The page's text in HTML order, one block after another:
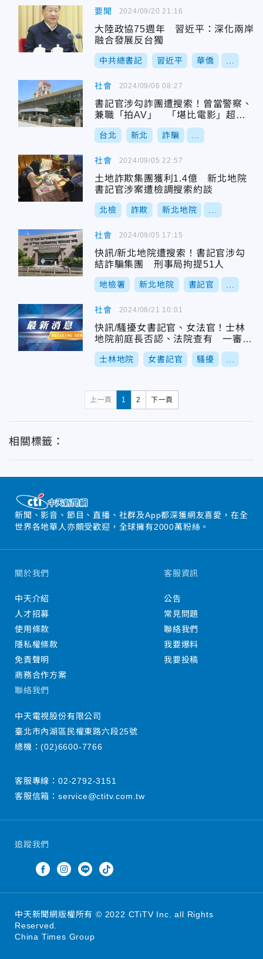
要聞
大陸政協75週年 習近平：深化兩岸
融合發展反台獨
中共總書記 習近平 華僑
2024/09/20 21:16
社會
書記官涉勾詐團遭搜索！曾當警察、
兼職「拍AV」 「堪比電影」超狂
經歷曝
台北 新北 詐騙
2024/09/06 08:27
社會
土地詐欺集團獲利1.4億 新北地院
書記官涉案遭檢調搜索約談
北檢 詐欺 新北地院
2024/09/05 22:57
社會
快訊/新北地院遭搜索！書記官涉勾
結詐騙集團 刑事局拘提51人
地檢署 新北地院 書記官
2024/09/05 17:15
社會
快訊/騷擾女書記官、女法官！士林
地院前庭長否認、法院查有 一審判
決出爐
士林地院 女書記官 騷擾
2024/08/21 10:01
上一頁 1 2 下一頁
相關標籤：
新聞、影音、節目、直播、社群及App都深獲網友喜愛，在全
世界各地華人亦頗受歡迎，全球擁有2000萬粉絲。
追蹤我們
關於我們
中天介紹
人才招募
使用條款
隱私權條款
免責聲明
商務合作方案
客服資訊
公告
常見問題
聯絡我們
我要爆料
我要投稿
聯絡我們
中天電視股份有限公司
臺北市內湖區民權東路六段25號
總機：(02)6600-7766
客服專線： 02-2792-3151
客服信箱： service@ctitv.com.tw
中天新聞網版權所有 © 2022 CTiTV Inc. all Rights
Reserved.
China Times Group